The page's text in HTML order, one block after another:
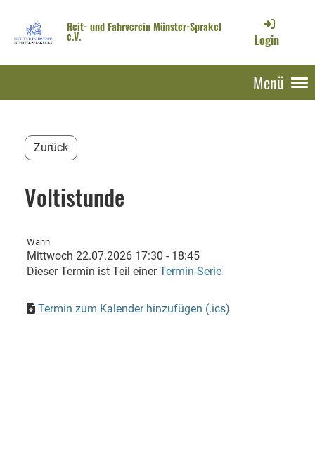
Reit- und Fahrverein Münster-Sprakel
e.V. Login
Menü
Zurück
Voltistunde
Wann
Mittwoch 22.07.2026 17:30 - 18:45
Dieser Termin ist Teil einerTermin-Serie
Termin zum Kalender hinzufügen (.ics)